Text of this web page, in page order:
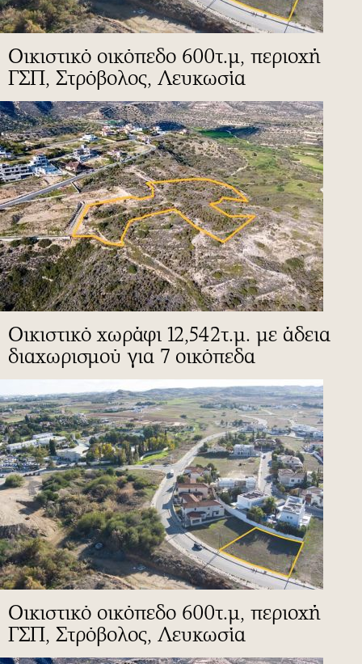
Οικιστικό οικόπεδο 600τ.μ, περιοχή
ΓΣΠ, Στρόβολος, Λευκωσία
Οικιστικό χωράφι 12,542τ.μ. με άδεια
διαχωρισμού για 7 οικόπεδα
Οικιστικό οικόπεδο 600τ.μ, περιοχή
ΓΣΠ, Στρόβολος, Λευκωσία